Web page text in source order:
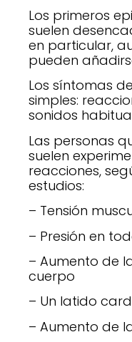
Los primeros
suelen
en particular,
pueden
Los síntomas
simples:
sonidos
Las personas
suelen
reacciones,
estudios:
– Tensión
– Presión en
– Aumento de
cuerpo
– Un latido
– Aumento de